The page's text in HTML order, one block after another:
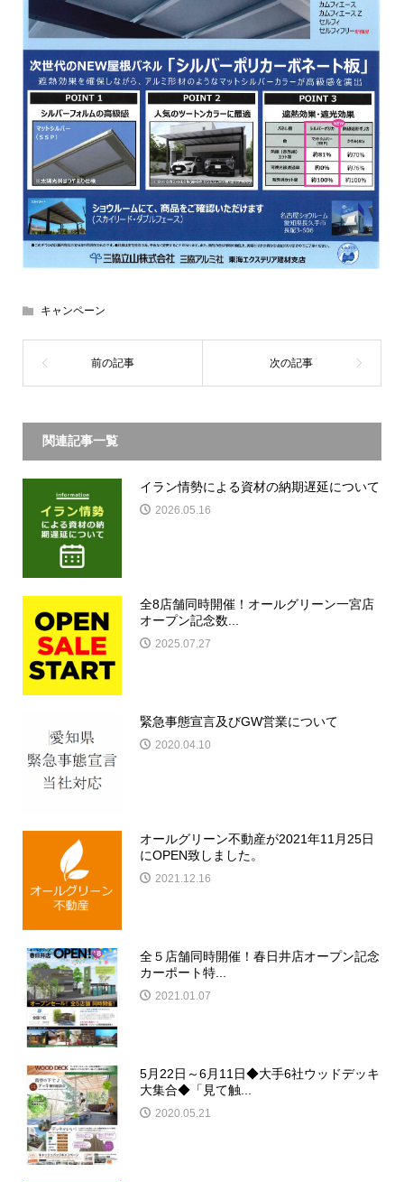
キャンペーン
関連記事一覧
イラン情勢による資材の納期遅延について
2026.05.16
全8店舗同時開催！オールグリーン一宮店
オープン記念数...
2025.07.27
緊急事態宣言及びGW営業について
2020.04.10
オールグリーン不動産が2021年11月25日
にOPEN致しました。
2021.12.16
全５店舗同時開催！春日井店オープン記念
カーポート特...
2021.01.07
5月22日～6月11日◆大手6社ウッドデッキ
大集合◆「見て触...
2020.05.21